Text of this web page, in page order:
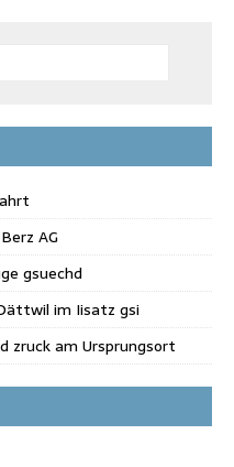
AG
gsuechd
im Iisatz gsi
zruck am Ursprungsort